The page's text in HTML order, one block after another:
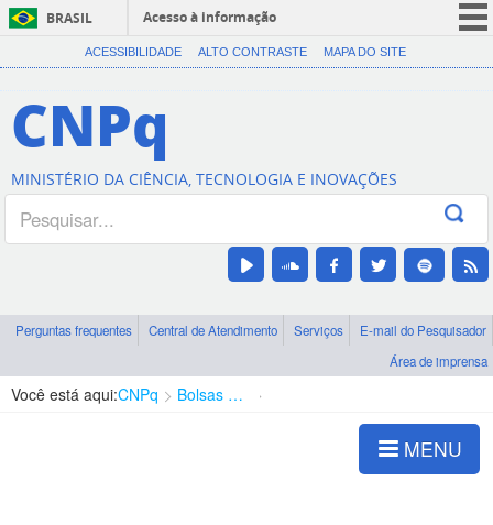
BRASIL
Acesso à informação
CORONAVÍRUS (COVID-19)
Canais
ACESSIBILIDADE ALTO CONTRASTE MAPA DO SITE
CNPq
MINISTÉRIO DA CIÊNCIA, TECNOLOGIA E INOVAÇÕES
Perguntas frequentes Central de Atendimento Serviços
E-mail do Pesquisador
Área de imprensa
Você está aqui:CNPq Bolsas e Auxílios Vigentes
MENU